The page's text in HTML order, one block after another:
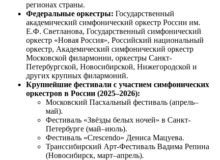
регионах страны.
Федеральные оркестры: Государственный
академический симфонический оркестр России им.
Е.Ф. Светланова, Государственный симфонический
оркестр «Новая Россия», Российский национальный
оркестр, Академический симфонический оркестр
Московской филармонии, оркестры Санкт-
Петербургской, Новосибирской, Нижегородской и
других крупных филармоний.
Крупнейшие фестивали с участием симфонических
оркестров в России (2025–2026):
Московский Пасхальный фестиваль (апрель–
май).
Фестиваль «Звёзды белых ночей» в Санкт-
Петербурге (май–июль).
Фестиваль «Crescendo» Дениса Мацуева.
Транссибирский Арт-Фестиваль Вадима Репина
(Новосибирск, март–апрель).